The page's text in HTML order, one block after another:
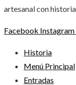
artesanal con
Facebook Instagram
Historia
Menú Principal
Entradas